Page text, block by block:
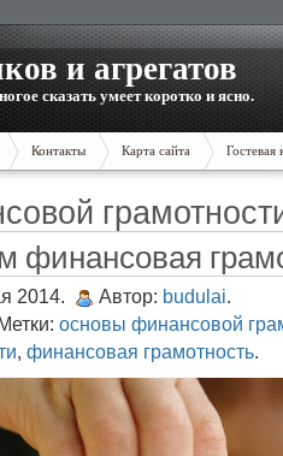
и агрегатов
сказать умеет коротко и ясно.
Контакты Карта сайта Гостевая
финансовая
2014. Автор: budulai.
основы финансовой
, финансовая грамотность.